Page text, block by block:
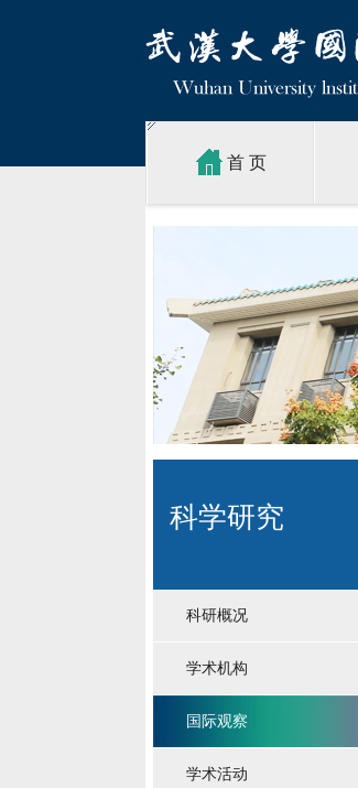
首 页
科学研究
科研概况
学术机构
国际观察
学术活动